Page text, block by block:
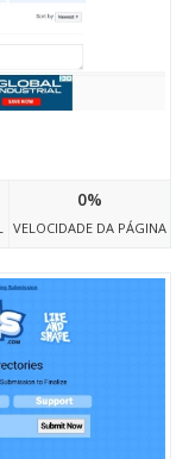
0%
VELOCIDADE DA PÁGINA